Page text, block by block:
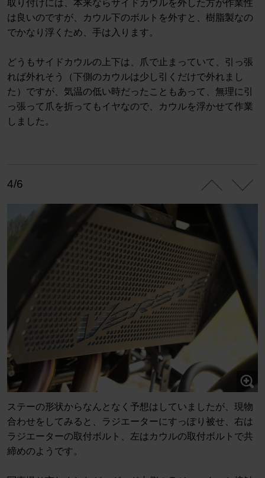
取り付けには、本来ならサイドカウルを外した方が作業性
は良いのですが、カウル下のボルトを外すと、樹脂製なの
でかなり浮くため、手は入ります。
どうもサイドカウルの上下は、爪で止まっていて、引っ張
れば外れそう（下側のカウルは少し引くだけで外れまし
た）ですが、気温の低い時だったこともあって、無理に引
っ張って爪を折ってもイヤなので、カウルを浮かせて作業
しました。
4/6
ステーの形状からなんとなく予想はしていましたが、現物
合わせをしてみると、ラジエーターにすっぽり被せ、右は
ラジエーターの取付ボルト、左はカウルの取付ボルトで共
締めのようです。